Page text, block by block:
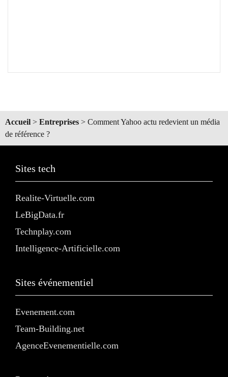
Accueil > Entreprises > Comment Yahoo actu redevient un média
de référence ?
Sites tech
Realite-Virtuelle.com
LeBigData.fr
Technplay.com
Intelligence-Artificielle.com
Sites événementiel
Evenement.com
Team-Building.net
AgenceEvenementielle.com